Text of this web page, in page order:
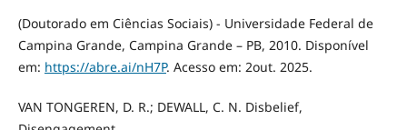
(Doutorado em Ciências Sociais) - Universidade Federal de
Campina Grande, Campina Grande – PB, 2010. Disponível
em: https://abre.ai/nH7P. Acesso em: 2out. 2025.
VAN TONGEREN, D. R.; DEWALL, C. N. Disbelief,